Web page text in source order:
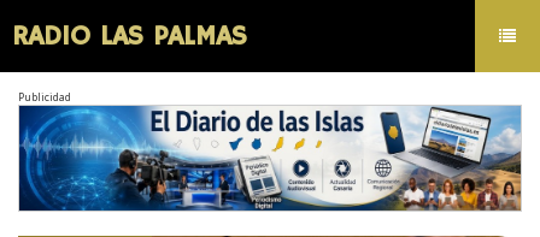
RADIO LAS PALMAS
Publicidad